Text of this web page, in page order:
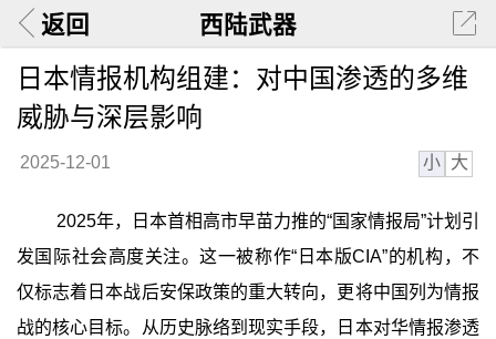
返回 西陆武器
日本情报机构组建：对中国渗透的多维
威胁与深层影响
2025-12-01 小 大
2025年，日本首相高市早苗力推的“国家情报局”计划引
发国际社会高度关注。这一被称作“日本版CIA”的机构，不
仅标志着日本战后安保政策的重大转向，更将中国列为情报
战的核心目标。从历史脉络到现实手段，日本对华情报渗透